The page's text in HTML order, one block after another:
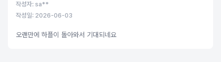
작성자: sa**
작성일: 2026-06-03
오랜만에 하플이 돌아와서 기대되네요